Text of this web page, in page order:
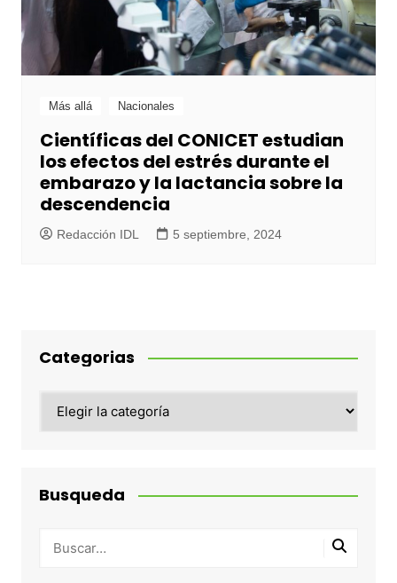
Más allá Nacionales
Científicas del CONICET estudian
los efectos del estrés durante el
embarazo y la lactancia sobre la
descendencia
Redacción IDL 5 septiembre, 2024
Categorias
Busqueda